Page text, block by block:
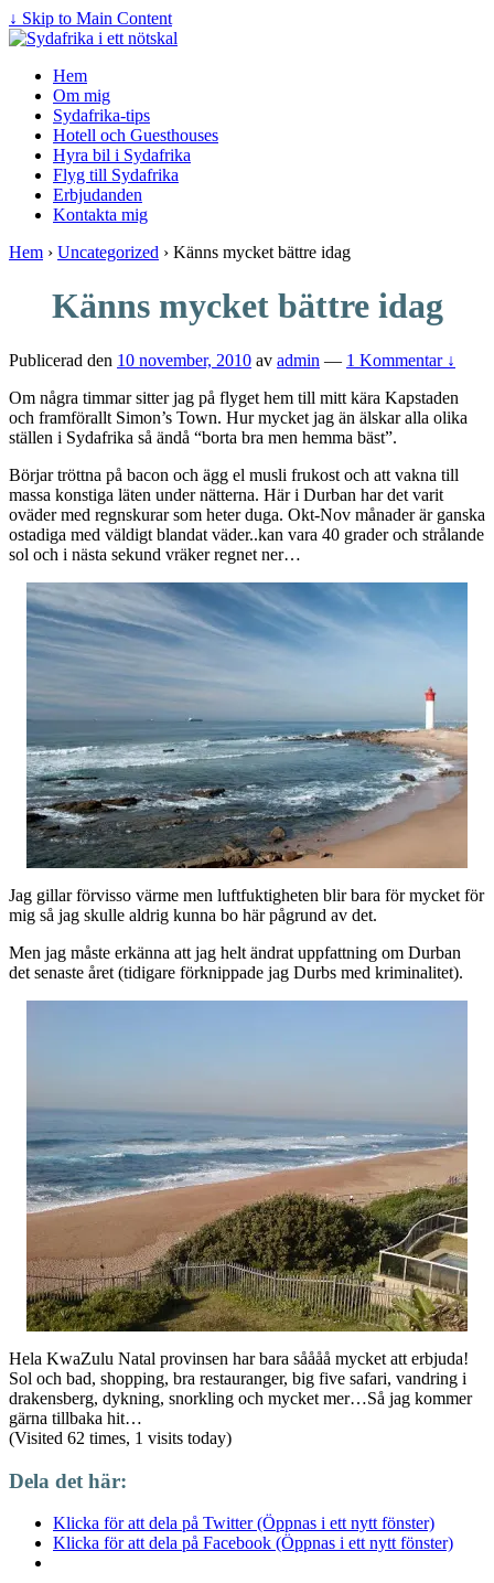
↓ Skip to Main Content
Hem
Om mig
Sydafrika-tips
Hotell och Guesthouses
Hyra bil i Sydafrika
Flyg till Sydafrika
Erbjudanden
Kontakta mig
Hem › Uncategorized › Känns mycket bättre idag
Känns mycket bättre idag
Publicerad den 10 november, 2010 av admin — 1 Kommentar ↓
Om några timmar sitter jag på flyget hem till mitt kära Kapstaden
och framförallt Simon’s Town. Hur mycket jag än älskar alla olika
ställen i Sydafrika så ändå “borta bra men hemma bäst”.
Börjar tröttna på bacon och ägg el musli frukost och att vakna till
massa konstiga läten under nätterna. Här i Durban har det varit
oväder med regnskurar som heter duga. Okt-Nov månader är ganska
ostadiga med väldigt blandat väder..kan vara 40 grader och strålande
sol och i nästa sekund vräker regnet ner…
Jag gillar förvisso värme men luftfuktigheten blir bara för mycket för
mig så jag skulle aldrig kunna bo här pågrund av det.
Men jag måste erkänna att jag helt ändrat uppfattning om Durban
det senaste året (tidigare förknippade jag Durbs med kriminalitet).
Hela KwaZulu Natal provinsen har bara såååå mycket att erbjuda!
Sol och bad, shopping, bra restauranger, big five safari, vandring i
drakensberg, dykning, snorkling och mycket mer…Så jag kommer
gärna tillbaka hit…
(Visited 62 times, 1 visits today)
Dela det här:
Klicka för att dela på Twitter (Öppnas i ett nytt fönster)
Klicka för att dela på Facebook (Öppnas i ett nytt fönster)